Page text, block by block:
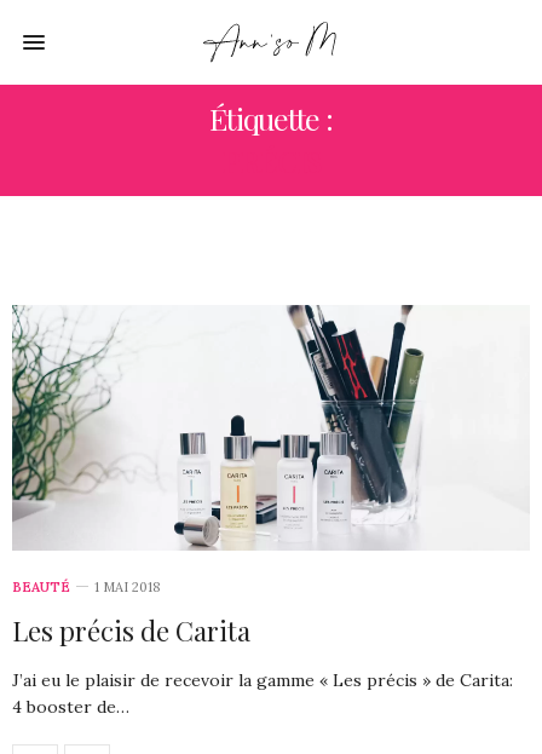
Étiquette :
BEAUTÉ 1 MAI 2018
Les précis de Carita
J’ai eu le plaisir de recevoir la gamme « Les précis » de Carita:
4 booster de…